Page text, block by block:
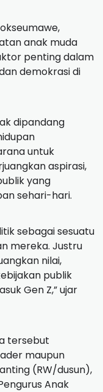
anak muda
penting dalam
demokrasi di
dipandang
untuk
aspirasi,
yang
sehari-hari.
sebagai sesuatu
mereka. Justru
nilai,
publik
Gen Z,” ujar
tersebut
maupun
(RW/dusun),
Anak